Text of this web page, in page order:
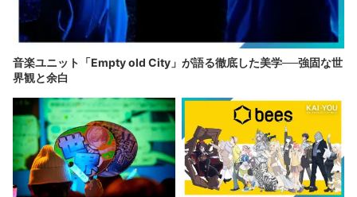
音楽ユニット「Empty old City」が語る徹底した美学──強固な世
界観と余白